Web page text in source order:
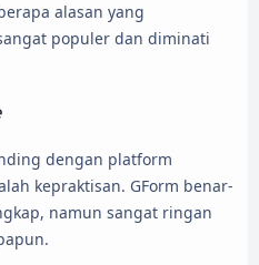
alasan yang
populer dan diminati
dengan platform
kepraktisan. GForm benar-
namun sangat ringan